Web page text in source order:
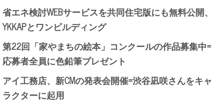
省エネ検討WEBサービスを共同住宅版にも無料公開、
YKKAPとワンビルディング
第22回「家やまちの絵本」コンクールの作品募集中=
応募者全員に色鉛筆プレゼント
アイ工務店、新CMの発表会開催=渋谷凪咲さんをキャ
ラクターに起用